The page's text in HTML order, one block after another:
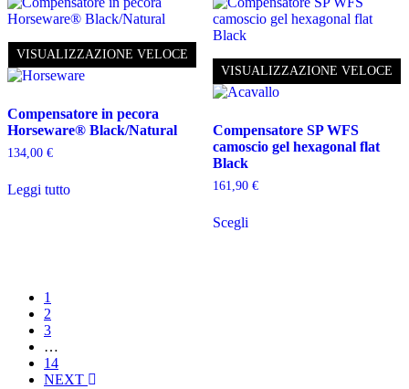
Le
opzioni
essere
scelte
nella
del
prodotto
VISUALIZZAZIONE VELOCE
Compensatore in pecora
Horseware® Black/Natural
134,00 €
Leggi tutto
VISUALIZZAZIONE VELOCE
Compensatore SP WFS
camoscio gel hexagonal flat
Black
161,90 €
Scegliprodotto
1
2
3
…
14
NEXT